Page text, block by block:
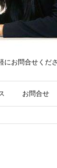
お問合せくだ
お問合せ